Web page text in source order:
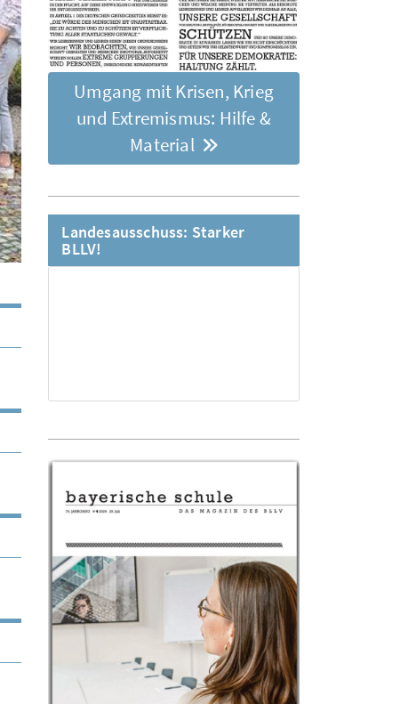
Umgang mit Krisen, Krieg
und Extremismus: Hilfe &
Material
Landesausschuss: Starker
BLLV!